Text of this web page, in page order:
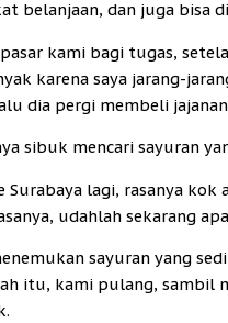
belanjaan, dan juga bisa
kami bagi tugas,
karena saya jarang-
dia pergi membeli jajanan
sibuk mencari sayuran
Surabaya lagi, rasanya
udahlah sekarang
sayuran yang
itu, kami pulang,